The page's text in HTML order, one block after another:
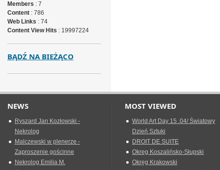
Members : 7
Content: 786
Web Links : 74
Content View Hits : 19997224
BĄDŹ NA BIEŻĄCO
NEWS
Ryszard Jan Kozłowski -
Nekrolog
Malczewski w plenerze -
Zaproszenie gościnne
Nekrolog Emilia M.
MOST VIEWED
World Art Day 15 .04/ Światowy
Dzień Sztuki
DROIT DE SUITE
Okreg Koszalińsko-Słupski
Okręg Krakowski